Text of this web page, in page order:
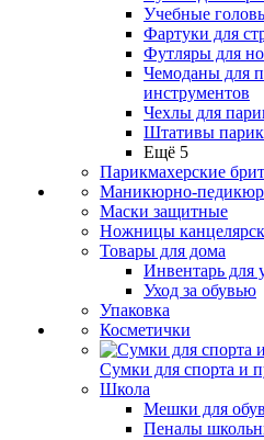
Учебные
Фартуки для
Футляры для
Чемоданы для
инструментов
Чехлы для
Штативы
Ещё 5
Парикмахерские
Маникюрно-
Маски защитные
Ножницы
Товары для дома
Инвентарь для
Уход за обувью
Упаковка
Косметички
Сумки для спорта и
Школа
Мешки для
Пеналы